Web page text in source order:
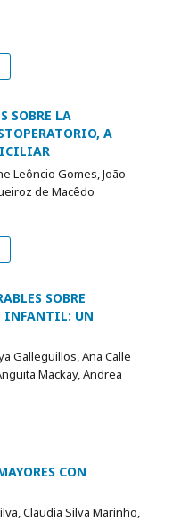
SOBRE LA
A
Leôncio Gomes, João
de Macêdo
SOBRE
INFANTIL: UN
Galleguillos, Ana Calle
Mackay, Andrea
CON
Claudia Silva Marinho,